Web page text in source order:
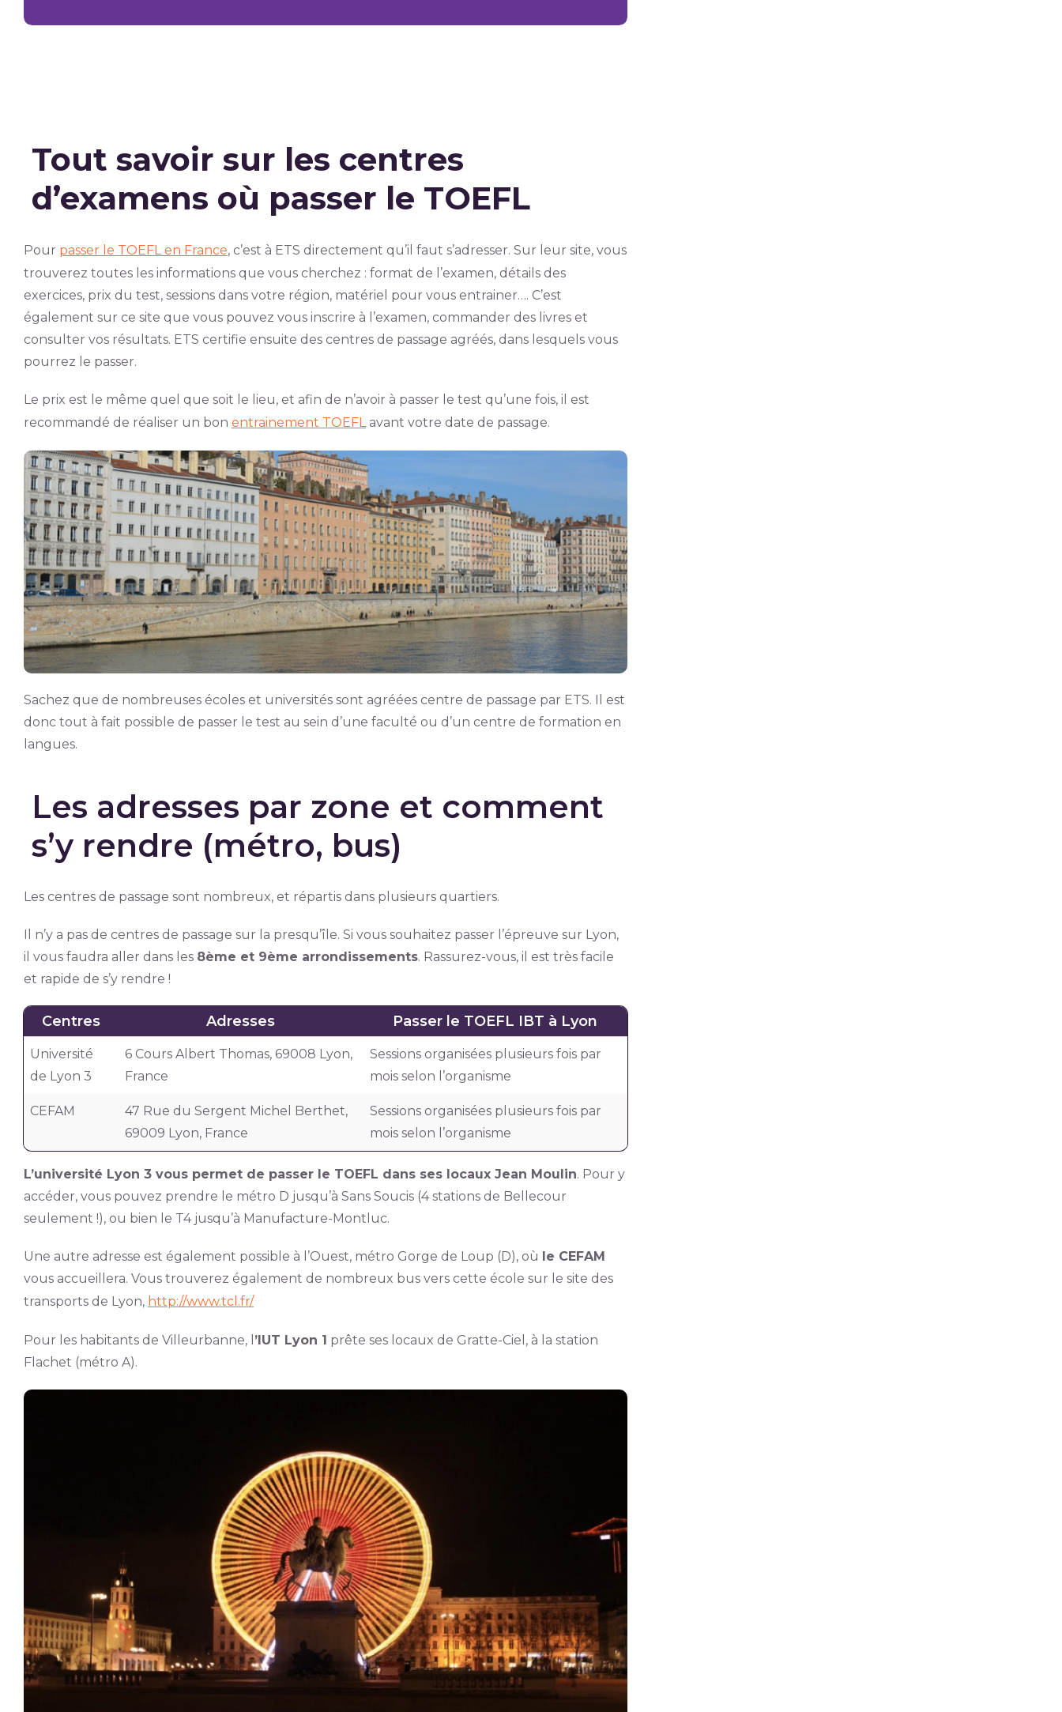
Tout savoir sur les centres
d’examens où passer le TOEFL
Pour passer le TOEFL en France, c’est à ETS directement qu’il faut s’adresser. Sur leur site, vous
trouverez toutes les informations que vous cherchez : format de l’examen, détails des
exercices, prix du test, sessions dans votre région, matériel pour vous entrainer…. C’est
également sur ce site que vous pouvez vous inscrire à l’examen, commander des livres et
consulter vos résultats. ETS certifie ensuite des centres de passage agréés, dans lesquels vous
pourrez le passer.
Le prix est le même quel que soit le lieu, et afin de n’avoir à passer le test qu’une fois, il est
recommandé de réaliser un bon entrainement TOEFLavant votre date de passage.
Sachez que de nombreuses écoles et universités sont agréées centre de passage par ETS. Il est
donc tout à fait possible de passer le test au sein d’une faculté ou d’un centre de formation en
langues.
Les adresses par zone et comment
s’y rendre (métro, bus)
Les centres de passage sont nombreux, et répartis dans plusieurs quartiers.
Il n’y a pas de centres de passage sur la presqu’île. Si vous souhaitez passer l’épreuve sur Lyon,
il vous faudra aller dans les 8ème et 9ème arrondissements. Rassurez-vous, il est très facile
et rapide de s’y rendre !
Centres Adresses Passer le TOEFL IBT à Lyon
Université
de Lyon 3
6 Cours Albert Thomas, 69008 Lyon,
France
Sessions organisées plusieurs fois par
mois selon l’organisme
CEFAM
47 Rue du Sergent Michel Berthet,
69009 Lyon, France
Sessions organisées plusieurs fois par
mois selon l’organisme
L’université Lyon 3 vous permet de passer le TOEFL dans ses locaux Jean Moulin. Pour y
accéder, vous pouvez prendre le métro D jusqu’à Sans Soucis (4 stations de Bellecour
seulement !), ou bien le T4 jusqu’à Manufacture-Montluc.
Une autre adresse est également possible à l’Ouest, métro Gorge de Loup (D), où le CEFAM
vous accueillera. Vous trouverez également de nombreux bus vers cette école sur le site des
transports de Lyon, http://www.tcl.fr/
Pour les habitants de Villeurbanne, l ’IUT Lyon 1 prête ses locaux de Gratte-Ciel, à la station
Flachet (métro A).